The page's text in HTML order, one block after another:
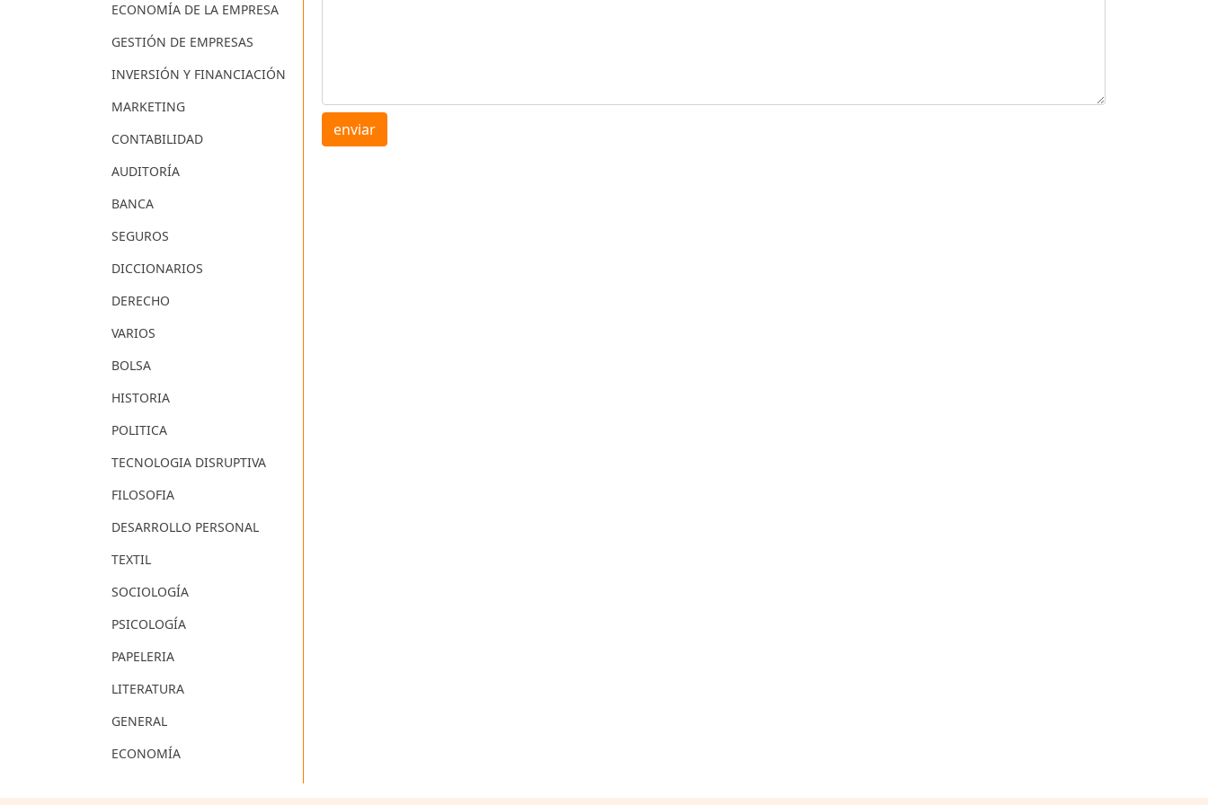
ECONOMÍA DE LA EMPRESA
GESTIÓN DE EMPRESAS
INVERSIÓN Y FINANCIACIÓN
MARKETING
CONTABILIDAD
AUDITORÍA
BANCA
SEGUROS
DICCIONARIOS
DERECHO
VARIOS
BOLSA
HISTORIA
POLITICA
TECNOLOGIA DISRUPTIVA
FILOSOFIA
DESARROLLO PERSONAL
TEXTIL
SOCIOLOGÍA
PSICOLOGÍA
PAPELERIA
LITERATURA
GENERAL
ECONOMÍA
enviar